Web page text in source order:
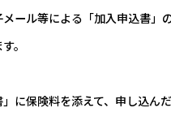
ール等による「加入申込書」
。
に保険料を添えて、申し込ん